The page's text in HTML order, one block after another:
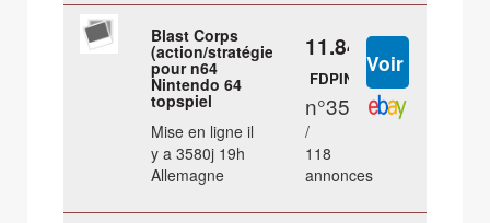
Blast Corps
(action/stratégie)
pour n64
Nintendo 64
topspiel
Mise en ligne il
y a 3580j 19h
Allemagne
11.84 €
FDPIN
n°35
/
118
annonces